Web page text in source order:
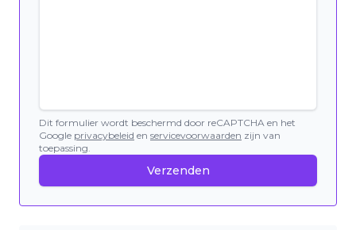
Dit formulier wordt beschermd door reCAPTCHA en het
Google privacybeleid en servicevoorwaarden zijn van
toepassing.
Verzenden